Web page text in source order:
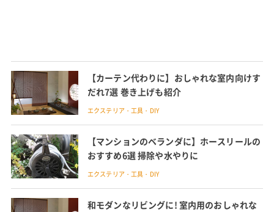
【カーテン代わりに】おしゃれな室内向けす
だれ7選 巻き上げも紹介
エクステリア・工具・DIY
【マンションのベランダに】ホースリールの
おすすめ6選 掃除や水やりに
エクステリア・工具・DIY
和モダンなリビングに! 室内用のおしゃれな